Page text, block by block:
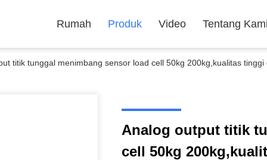
Rumah Produk Video Tentang
titik tunggal menimbang sensor load cell 50kg 200kg,kualitas
Analog output titik
cell 50kg